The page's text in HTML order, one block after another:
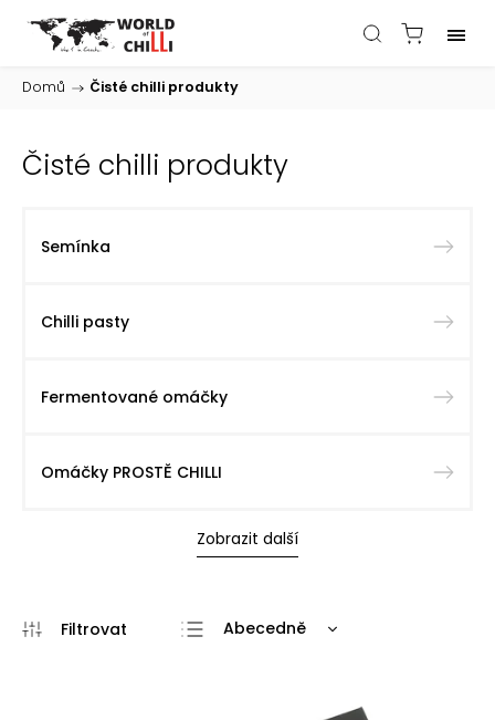
Domů / Čisté chilli produkty
Čisté chilli produkty
Semínka
Chilli pasty
Fermentované omáčky
Omáčky PROSTĚ CHILLI
Zobrazit další
Abecedně